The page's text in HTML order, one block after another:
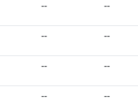
-- --
-- --
-- --
-- --